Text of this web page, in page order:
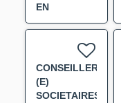
EN
ASSURANCES
AGENCE DE
TARBES F/H
CONSEILLER
(E)
SOCIETAIRES